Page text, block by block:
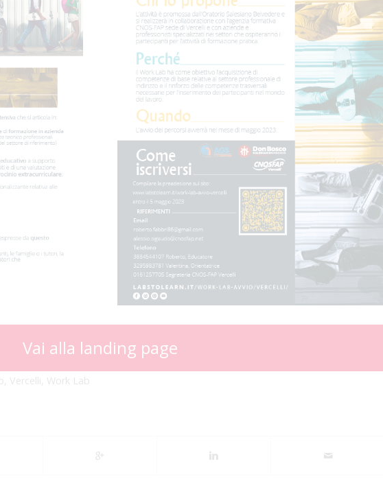
Vai alla landing page
Vercelli Work Lab